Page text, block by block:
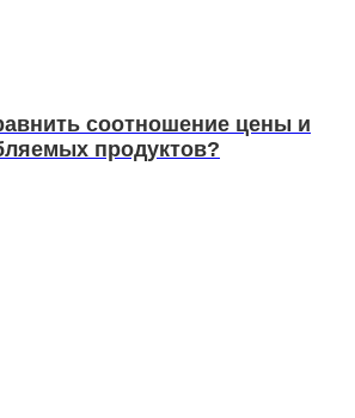
соотношение цены и
продуктов?